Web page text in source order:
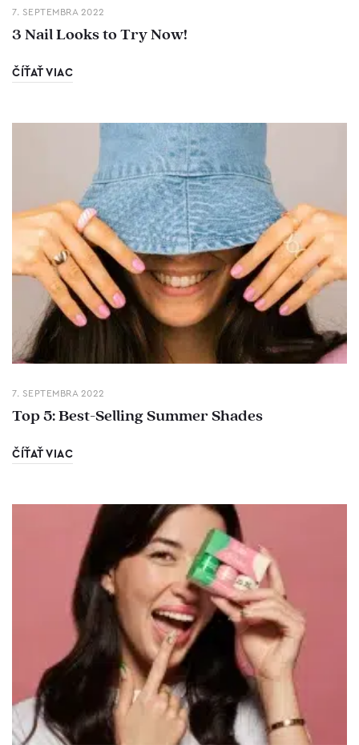
7. SEPTEMBRA 2022
3 Nail Looks to Try Now!
ČÍŤAŤ VIAC
7. SEPTEMBRA 2022
Top 5: Best-Selling Summer Shades
ČÍŤAŤ VIAC